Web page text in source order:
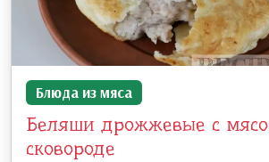
Блюда из мяса
Беляши дрожжевые с
сковороде